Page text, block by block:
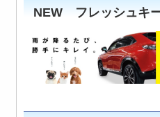
NEW フレッシュキ